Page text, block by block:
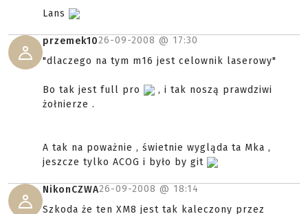
Lans
przemek1026-09-2008 @ 17:30
"dlaczego na tym m16 jest celownik laserowy"
Bo tak jest full pro
, i tak noszą prawdziwi
żołnierze .
A tak na poważnie , świetnie wygląda ta Mka ,
jeszcze tylko ACOG i było by git
NikonCZWA26-09-2008 @ 18:14
Szkoda że ten XM8 jest tak kaleczony przez